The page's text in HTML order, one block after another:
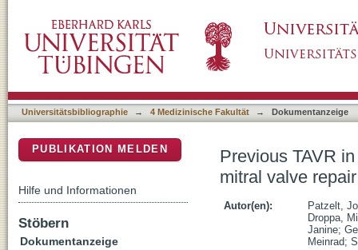
affects improvement of MR
Universitätsbibliographie → 4 Medizinische Fakultät → Dokumentanzeige
Previous TAVR
mitral valve
Autor(en):
Patzelt,
Droppa,
Janine;
Meinrad;
PUBLIKATION MELDEN
Hilfe und Informationen
Stöbern
Dokumentanzeige